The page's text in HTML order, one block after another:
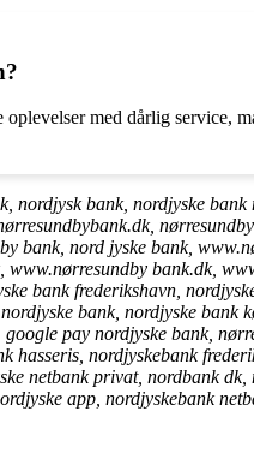
med dårlig service,
nordjysk bank, nordjyske bank
bank, nord jyske bank,
bank.dk,
bank frederikshavn,
bank, nordjyske bank
pay nordjyske bank,
hasseris, nordjyskebank
netbank privat, nordbank dk,
app, nordjyskebank